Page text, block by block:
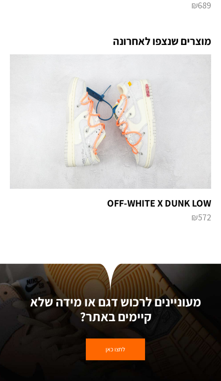
₪689
מוצרים שנצפו לאחרונה
OFF-WHITE X DUNK LOW
₪572
מעוניינים לרכוש דגם או מידה שלא
קיימים באתר?
לחצו כאן